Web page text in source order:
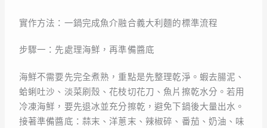
實作方法：一鍋完成魚介融合義大利麵的標準流程
步驟一：先處理海鮮，再準備醬底
海鮮不需要先完全煮熟，重點是先整理乾淨。蝦去腸泥、
蛤蜊吐沙、淡菜刷殼、花枝切花刀、魚片擦乾水分。若用
冷凍海鮮，要先退冰並充分擦乾，避免下鍋後大量出水。
接著準備醬底：蒜末、洋蔥末、辣椒碎、番茄、奶油、味